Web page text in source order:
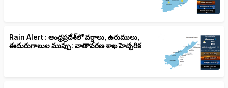
Rain Alert : ఆంధ్రప్రదేశ్‌లో వర్షాలు, ఉరుములు,
ఈదురుగాలుల ముప్పు: వాతావరణ శాఖ హెచ్చరిక